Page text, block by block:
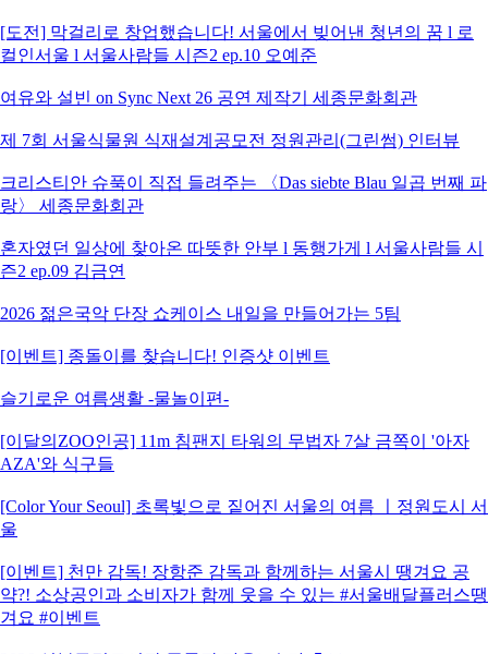
[도전] 막걸리로 창업했습니다! 서울에서 빚어낸 청년의 꿈 l 로
컬인서울 l 서울사람들 시즌2 ep.10 오예준
여유와 설빈 on Sync Next 26 공연 제작기 세종문화회관
제 7회 서울식물원 식재설계공모전 정원관리(그린썸) 인터뷰
크리스티안 슈푹이 직접 들려주는 〈Das siebte Blau 일곱 번째 파
랑〉 세종문화회관
혼자였던 일상에 찾아온 따뜻한 안부 l 동행가게 l 서울사람들 시
즌2 ep.09 김금연
2026 젊은국악 단장 쇼케이스 내일을 만들어가는 5팀
[이벤트] 종돌이를 찾습니다! 인증샷 이벤트
슬기로운 여름생활 -물놀이편-
[이달의ZOO인공] 11m 침팬지 타워의 무법자 7살 금쪽이 '아자
AZA'와 식구들
[Color Your Seoul] 초록빛으로 짙어진 서울의 여름 ㅣ정원도시 서
울
[이벤트] 천만 감독! 장항준 감독과 함께하는 서울시 땡겨요 공
약?! 소상공인과 소비자가 함께 웃을 수 있는 #서울배달플러스땡
겨요 #이벤트